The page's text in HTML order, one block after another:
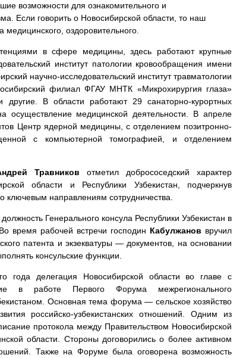
возможности для ознакомительного и
Если говорить о Новосибирской области, то наш
оздоровительного.
в сфере медицины, здесь работают крупные
институт патологии кровообращения имени
научно-исследовательский институт травматологии
филиал ФГАУ МНТК «Микрохирургия глаза»
В области работают 29 санаторно-курортных
осуществление медицинской деятельности. В апреле
Центр ядерной медицины, с отделением позитронно-
с компьютерной томографией, и отделением
Травников отметил добрососедский характер
области и Республики Узбекистан, подчеркнув
ключевым направлениям сотрудничества.
Генерального консула Республики Узбекистан в
время рабочей встречи господин Кабулжанов вручил
патента и экзекватуры — документов, на основании
консульские функции.
года делегация Новосибирской области во главе с
в работе Первого Форума межрегионального
Основная тема форума — сельское хозяйство
российско-узбекистанских отношений. Одним из
протокола между Правительством Новосибирской
области. Стороны договорились о более активном
Также на Форуме была оговорена возможность